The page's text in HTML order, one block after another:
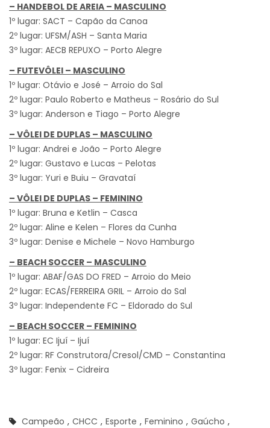
– HANDEBOL DE AREIA – MASCULINO
1º lugar: SACT – Capão da Canoa
2º lugar: UFSM/ASH – Santa Maria
3º lugar: AECB REPUXO – Porto Alegre
– FUTEVÔLEI – MASCULINO
1º lugar: Otávio e José – Arroio do Sal
2º lugar: Paulo Roberto e Matheus – Rosário do Sul
3º lugar: Anderson e Tiago – Porto Alegre
– VÔLEI DE DUPLAS – MASCULINO
1º lugar: Andrei e João – Porto Alegre
2º lugar: Gustavo e Lucas – Pelotas
3º lugar: Yuri e Buiu – Gravataí
– VÔLEI DE DUPLAS – FEMININO
1º lugar: Bruna e Ketlin – Casca
2º lugar: Aline e Kelen – Flores da Cunha
3º lugar: Denise e Michele – Novo Hamburgo
– BEACH SOCCER – MASCULINO
1º lugar: ABAF/GAS DO FRED – Arroio do Meio
2º lugar: ECAS/FERREIRA GRIL – Arroio do Sal
3º lugar: Independente FC – Eldorado do Sul
– BEACH SOCCER – FEMININO
1º lugar: EC Ijuí – Ijuí
2º lugar: RF Construtora/Cresol/CMD – Constantina
3º lugar: Fenix – Cidreira
Campeão , CHCC , Esporte , Feminino , Gaúcho ,